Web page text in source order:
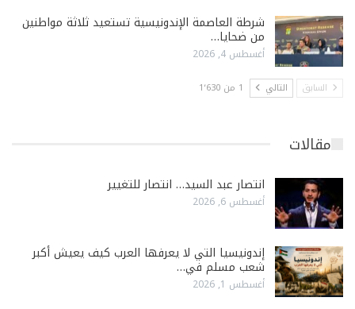
شرطة العاصمة الإندونيسية تستعيد ثلاثة مواطنين
من ضحايا…
أغسطس 4, 2026
السابق التالي 1 من 1٬630
مقالات
انتصار عبد السيد… انتصار للتغيير
أغسطس 6, 2026
إندونيسيا التي لا يعرفها العرب كيف يعيش أكبر
شعب مسلم في…
أغسطس 1, 2026